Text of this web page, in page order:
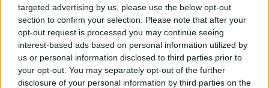
targeted advertising by us, please use the below opt-out
section to confirm your selection. Please note that after your
opt-out request is processed you may continue seeing
interest-based ads based on personal information utilized by
us or personal information disclosed to third parties prior to
your opt-out. You may separately opt-out of the further
disclosure of your personal information by third parties on the